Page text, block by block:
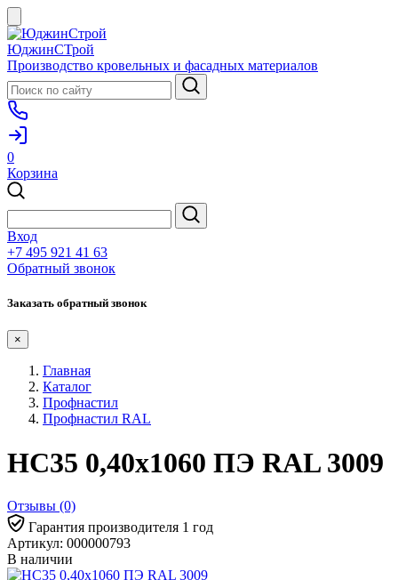
ЮджинСТрой
Производство кровельных и фасадных материалов
0
Корзина
Вход
+7 495 921 41 63
Обратный звонок
Заказать обратный звонок
×
Главная
Каталог
Профнастил
Профнастил RAL
НС35 0,40x1060 ПЭ RAL 3009
Отзывы (0)
Гарантия производителя 1 год
Артикул: 000000793
В наличии